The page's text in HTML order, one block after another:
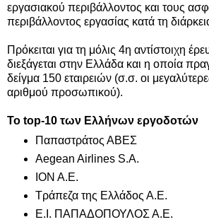
εργασιακού περιβάλλοντος και τους
περιβάλλοντος εργασίας κατά τη
Πρόκειται για τη μόλις 4η αντίστοιχη
διεξάγεται στην Ελλάδα και η οποία
δείγμα 150 εταιρειών (σ.σ. οι
αριθμού προσωπικού).
Το top-10 των Ελλήνων εργοδοτών
Παπαστράτος ΑΒΕΣ
Aegean Airlines S.A.
ΙΟΝ Α.Ε.
Τράπεζα της Ελλάδος Α.Ε.
Ε.Ι. ΠΑΠΑΔΟΠΟΥΛΟΣ Α.Ε.